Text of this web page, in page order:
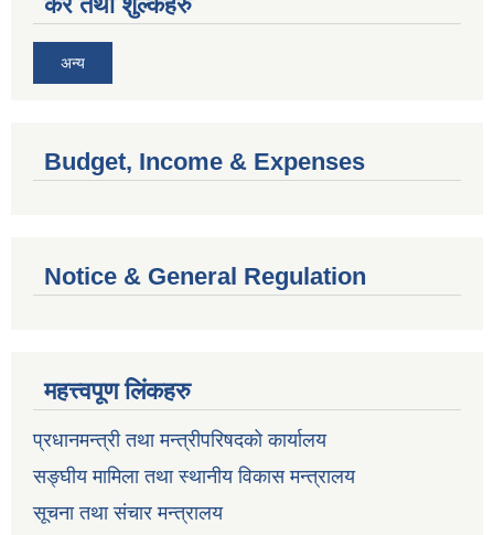
अन्य
Budget, Income & Expenses
Notice & General Regulation
महत्त्वपूण लिंकहरु
प्रधानमन्त्री तथा मन्त्रीपरिषदको कार्यालय
सङ्घीय मामिला तथा स्थानीय विकास मन्त्रालय
सूचना तथा संचार मन्त्रालय